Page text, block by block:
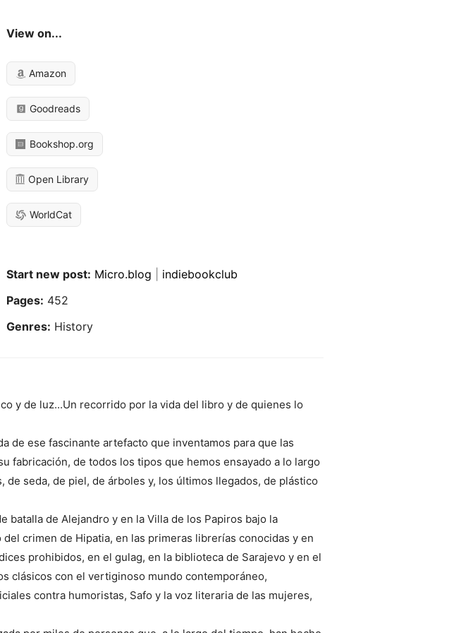
View on...
Amazon
Goodreads
Bookshop.org
Open Library
WorldCat
Start new post: Micro.blog
indiebookclub
Pages: 452
Genres: History
y de luz...Un recorrido por la vida del libro y de quienes lo
de ese fascinante artefacto que inventamos para que las
fabricación, de todos los tipos que hemos ensayado a lo largo
seda, de piel, de árboles y, los últimos llegados, de plástico
batalla de Alejandro y en la Villa de los Papiros bajo la
crimen de Hipatia, en las primeras librerías conocidas y en
prohibidos, en el gulag, en la biblioteca de Sarajevo y en el
clásicos con el vertiginoso mundo contemporáneo,
contra humoristas, Safo y la voz literaria de las mujeres,